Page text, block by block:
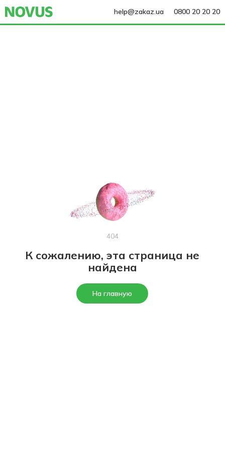
help@zakaz.ua 0800 20 20 20
404
К сожалению, эта страница не
найдена
На главную